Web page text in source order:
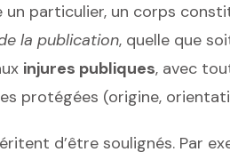
un particulier, un corps
la publication, quelle que
injures publiques, avec
protégées (origine,
d’être soulignés. Par